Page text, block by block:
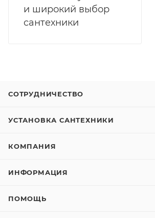
и широкий выбор
сантехники
СОТРУДНИЧЕСТВО
УСТАНОВКА САНТЕХНИКИ
КОМПАНИЯ
ИНФОРМАЦИЯ
ПОМОЩЬ